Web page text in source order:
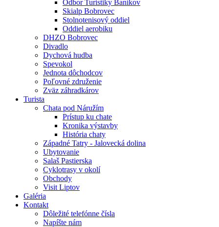
Odbor Turistiky Baníkov
Skialp Bobrovec
Stolnotenisový oddiel
Oddiel aerobiku
DHZO Bobrovec
Divadlo
Dychová hudba
Spevokol
Jednota dôchodcov
Poľovné združenie
Zväz záhradkárov
Turista
Chata pod Náružím
Prístup ku chate
Kronika výstavby
História chaty
Západné Tatry - Jalovecká dolina
Ubytovanie
Salaš Pastierska
Cyklotrasy v okolí
Obchody
Visit Liptov
Galéria
Kontakt
Dôležité telefónne čísla
Napíšte nám